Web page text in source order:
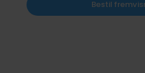
Bestil